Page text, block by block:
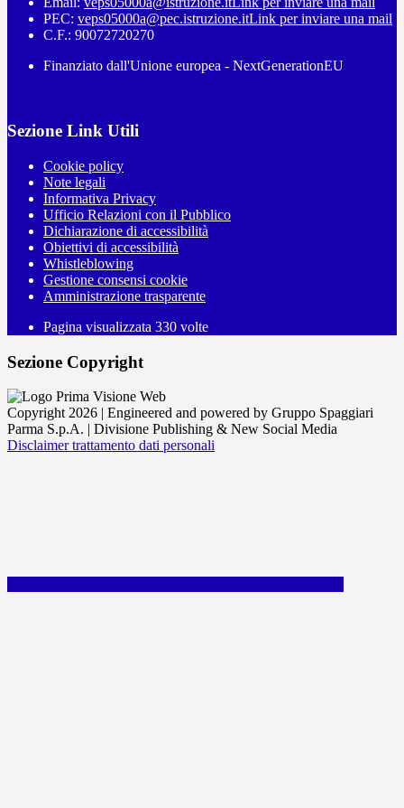
PEC: veps05000a@pec.istruzione.itLink per inviare una mail
C.F.: 90072720270
Finanziato dall'Unione europea - NextGenerationEU
Sezione Link Utili
Cookie policy
Note legali
Informativa Privacy
Ufficio Relazioni con il Pubblico
Dichiarazione di accessibilità
Obiettivi di accessibilità
Whistleblowing
Gestione consensi cookie
Amministrazione trasparente
Pagina visualizzata 330 volte
Sezione Copyright
Copyright 2026 | Engineered and powered by Gruppo Spaggiari
Parma S.p.A. | Divisione Publishing & New Social Media
Disclaimer trattamento dati personali